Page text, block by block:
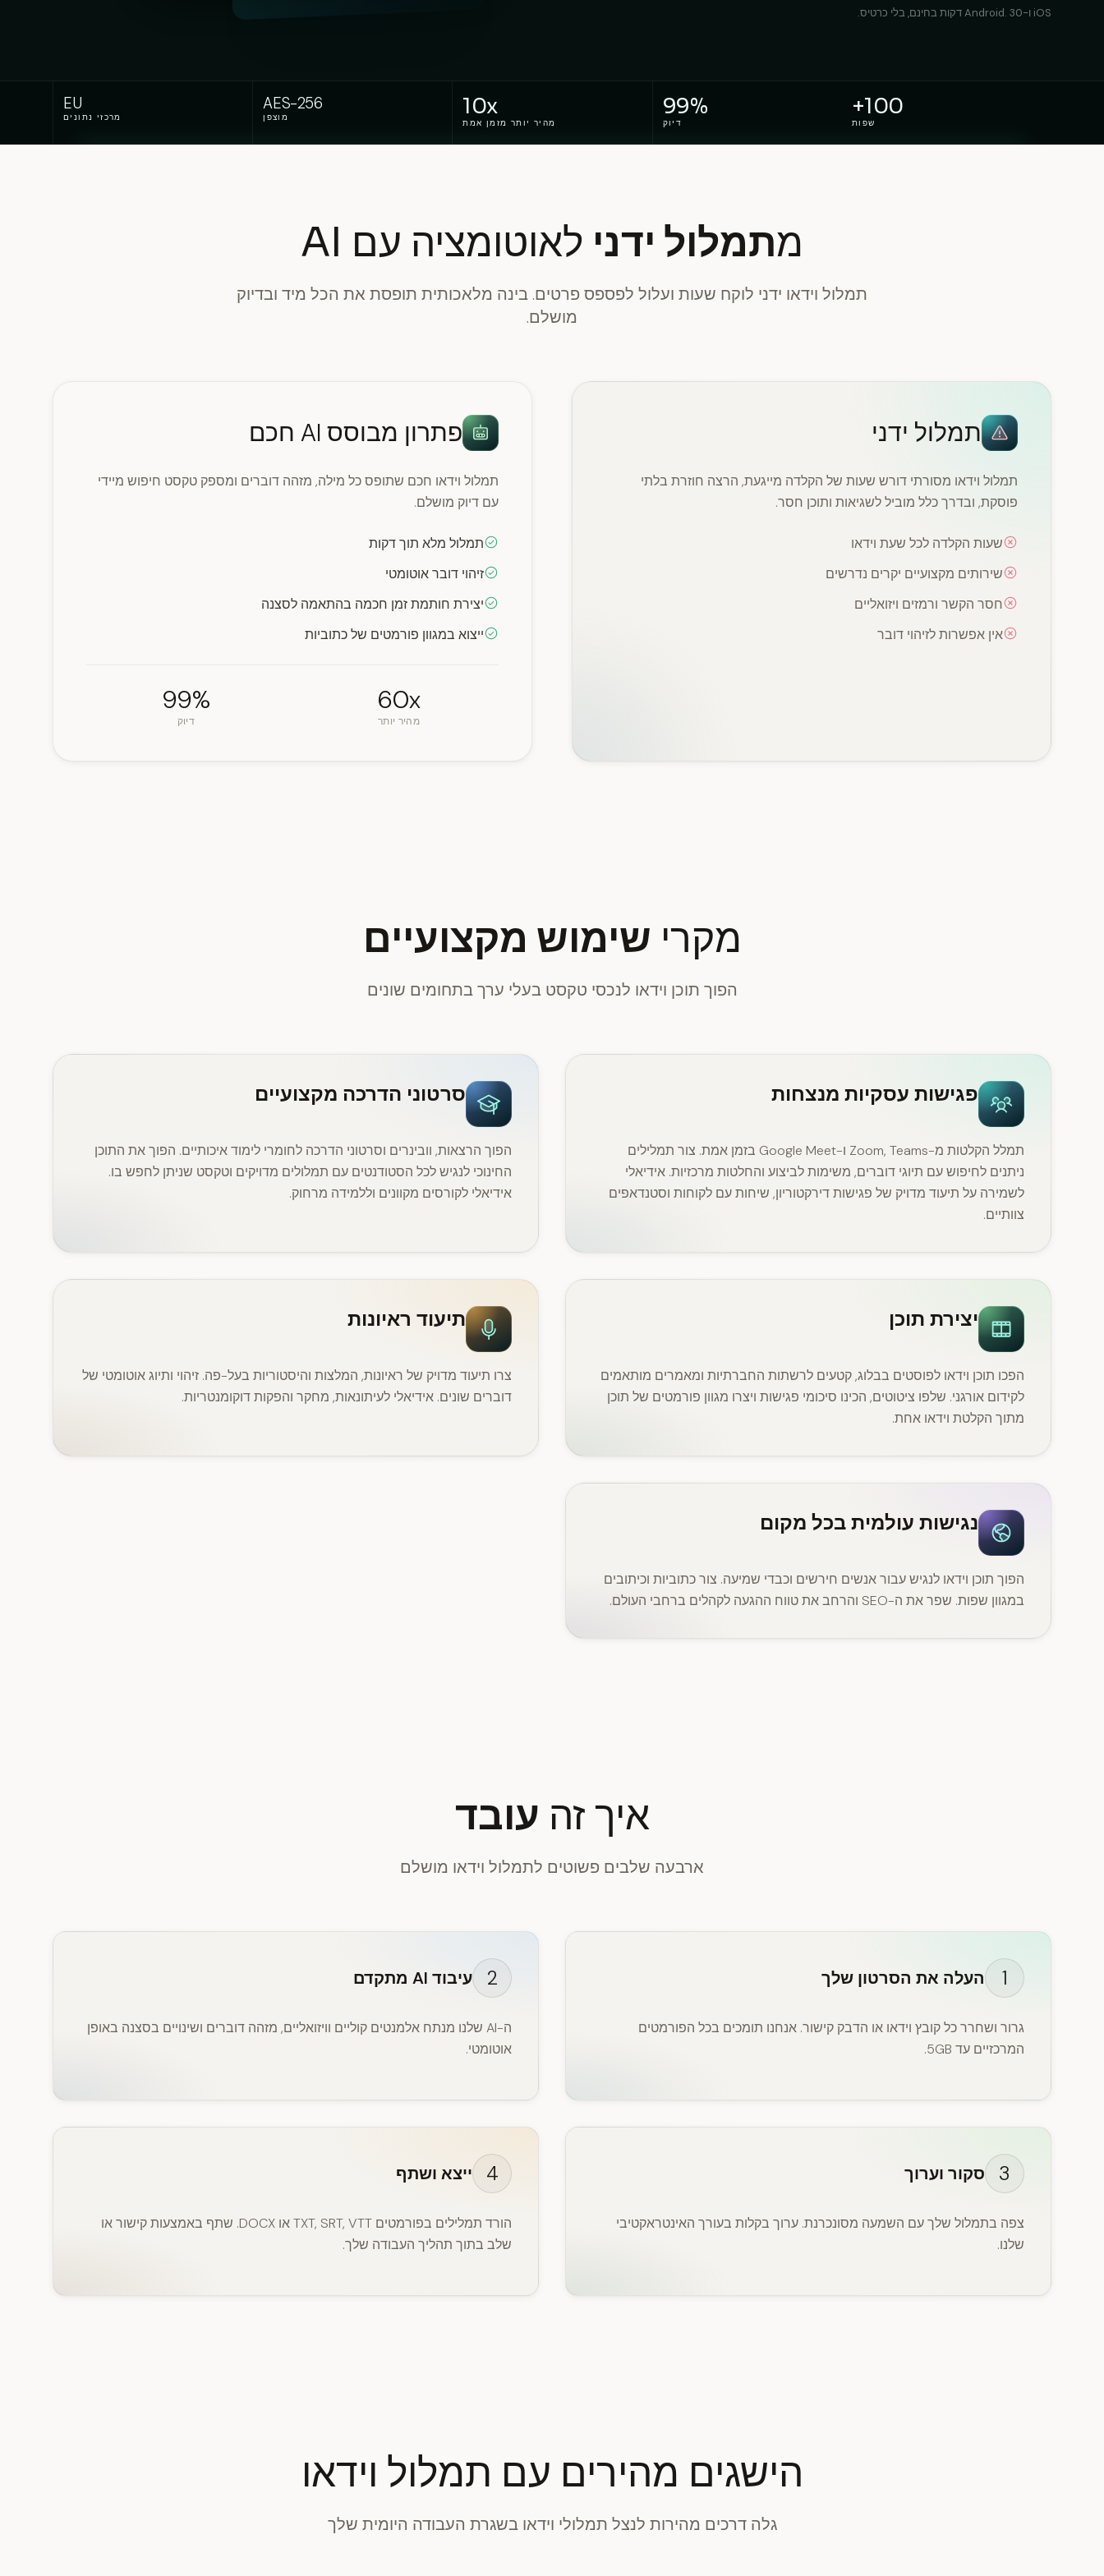
iOS ו-Android. 30 דקות בחינם, בלי כרטיס.
100+
שפות
99%
דיוק
10x
מהיר יותר מזמן אמת
AES-256
מוצפן
EU
מרכזי נתונים
מתמלול ידני לאוטומציה עם AI
תמלול וידאו ידני לוקח שעות ועלול לפספס פרטים. בינה מלאכותית תופסת את הכל מיד ובדיוק
מושלם.
תמלול ידני
תמלול וידאו מסורתי דורש שעות של הקלדה מייגעת, הרצה חוזרת בלתי
פוסקת, ובדרך כלל מוביל לשגיאות ותוכן חסר.
שעות הקלדה לכל שעת וידאו
שירותים מקצועיים יקרים נדרשים
חסר הקשר ורמזים ויזואליים
אין אפשרות לזיהוי דובר
פתרון מבוסס AI חכם
תמלול וידאו חכם שתופס כל מילה, מזהה דוברים ומספק טקסט חיפוש מיידי
עם דיוק מושלם.
תמלול מלא תוך דקות
זיהוי דובר אוטומטי
יצירת חותמת זמן חכמה בהתאמה לסצנה
ייצוא במגוון פורמטים של כתוביות
60x
מהיר יותר
99%
דיוק
מקרי שימוש מקצועיים
הפוך תוכן וידאו לנכסי טקסט בעלי ערך בתחומים שונים
פגישות עסקיות מנצחות
תמלל הקלטות מ-Zoom, Teams ו-Google Meet בזמן אמת. צור תמלילים
ניתנים לחיפוש עם תיוגי דוברים, משימות לביצוע והחלטות מרכזיות. אידיאלי
לשמירה על תיעוד מדויק של פגישות דירקטוריון, שיחות עם לקוחות וסטנדאפים
צוותיים.
סרטוני הדרכה מקצועיים
הפוך הרצאות, וובינרים וסרטוני הדרכה לחומרי לימוד איכותיים. הפוך את התוכן
החינוכי לנגיש לכל הסטודנטים עם תמלולים מדויקים וטקסט שניתן לחפש בו.
אידיאלי לקורסים מקוונים וללמידה מרחוק.
יצירת תוכן
הפכו תוכן וידאו לפוסטים בבלוג, קטעים לרשתות החברתיות ומאמרים מותאמים
לקידום אורגני. שלפו ציטוטים, הכינו סיכומי פגישות ויצרו מגוון פורמטים של תוכן
מתוך הקלטת וידאו אחת.
תיעוד ראיונות
צרו תיעוד מדויק של ראיונות, המלצות והיסטוריות בעל-פה. זיהוי ותיוג אוטומטי של
דוברים שונים. אידיאלי לעיתונאות, מחקר והפקות דוקומנטריות.
נגישות עולמית בכל מקום
הפוך תוכן וידאו לנגיש עבור אנשים חירשים וכבדי שמיעה. צור כתוביות וכיתובים
במגוון שפות. שפר את ה-SEO והרחב את טווח ההגעה לקהלים ברחבי העולם.
איך זה עובד
ארבעה שלבים פשוטים לתמלול וידאו מושלם
1 העלה את הסרטון שלך
גרור ושחרר כל קובץ וידאו או הדבק קישור. אנחנו תומכים בכל הפורמטים
המרכזיים עד 5GB.
2 עיבוד AI מתקדם
ה-AI שלנו מנתח אלמנטים קוליים וויזואליים, מזהה דוברים ושינויים בסצנה באופן
אוטומטי.
3 סקור וערוך
צפה בתמלול שלך עם השמעה מסונכרנת. ערוך בקלות בעורך האינטראקטיבי
שלנו.
4 ייצא ושתף
הורד תמלילים בפורמטים TXT, SRT, VTT או DOCX. שתף באמצעות קישור או
שלב בתוך תהליך העבודה שלך.
הישגים מהירים עם תמלול וידאו
גלה דרכים מהירות לנצל תמלולי וידאו בשגרת העבודה היומית שלך